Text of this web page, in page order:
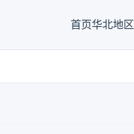
首页华北地区